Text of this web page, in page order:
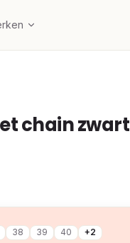
chain zwart
38 39 40 +2